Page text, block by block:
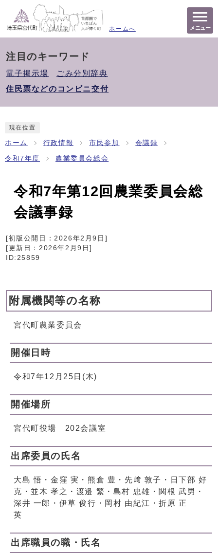
ホームへ メニュー
注目のキーワード
電子掲示場
ごみ分別辞典
住民票などのコンビニ交付
現在位置
ホーム 行政情報 市民参加 会議録
令和7年度 農業委員会総会
令和7年第12回農業委員会総
会議事録
[初版公開日：2026年2月9日 ]
[更新日： 2026年2月9日]
ID:25859
附属機関等の名称
宮代町農業委員会
開催日時
令和7年12月25日(木)
開催場所
宮代町役場 202会議室
出席委員の氏名
大島 悟・金窪 実・熊倉 豊・先﨑 敦子・日下部 好
克・並木 孝之・渡邉 繁・島村 忠雄・関根 武男・
深井 一郎・伊草 俊行・岡村 由紀江・折原 正
英
出席職員の職・氏名